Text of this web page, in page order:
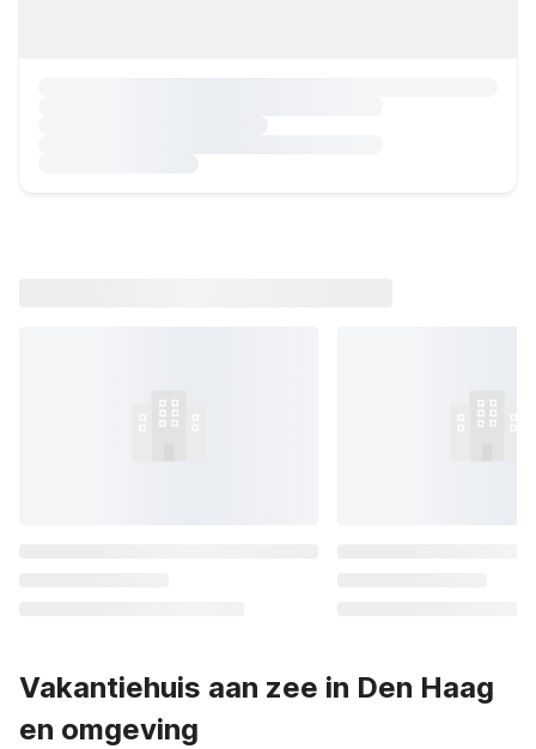
Vakantiehuis aan zee in Den Haag
en omgeving